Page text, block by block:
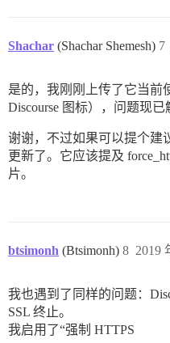
Shachar (Shachar Shemesh) 7
是的，我刚刚上传了它当前
Discourse 图标），问题现已
谢谢，不过如果可以提个建
更新了。它应该提及
片。
btsimonh (Btsimonh) 2019
8
我也遇到了同样的问题：
SSL 终止。
我启用了“强制 HTTPS